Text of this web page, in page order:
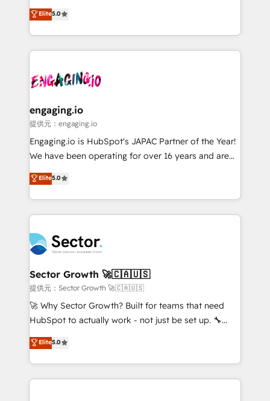
prospecting, follow-ups, service triage, and
knowledge retrieval—built in HubSpot. ⚡ Fast-Track
advanced optimization & adoption 📍 São Paulo, BR
• Des Moines, IA • New York, NY
previsibilidade de receita. Combinamos Revenue
Operations (RevOps) e Inteligência Artificial para
estruturar processos integrar sistemas organizar
dados e automatizar operações. O objetivo é
operacional de receita conectando equipes
Também somos distribuidores oficiais da HubSpot
e de mais de 150 softwares globais permitindo
contratar e pagar a HubSpot em reais com nota
fiscal no Brasil e gerar economia de até 50% na
Oferecemos ainda agentes de IA especializados em
HubSpot que automatizam tarefas executam rotinas
empresas em 13 países utilizam a Nexforce. Somos
a maior parceira da HubSpot na América Latina e
líder no ranking global de sucesso do cliente da
HubSpot.
Elite5.0
engaging.io
提供元：engaging.io
Engaging.io is HubSpot's JAPAC Partner of the Year!
We have been operating for over 16 years and are
one of HubSpot's most experienced and technically
capable Agency Partners globally. We specialise in
complex CRM migrations, implementations,
integrations, custom CMS portal development,
businesses. Our teams are based in North America
and APAC. We are HubSpot's top-ranked Advanced
Implementation Certified Partner and we contribute
to their advisory council. We strive to do 'good work
with good people' and have worked with incredible
brands. You can see some of them on our website,
Elite5.0
Sector Growth 🚀🇨🇦🇺🇸
提供元：Sector Growth 🚀🇨🇦🇺🇸
🚀 Why Sector Growth? Built for teams that need
HubSpot to actually work - not just be set up. 🔧
HubSpot Experts: Onboarding, migrations,
automation, and training built for adoption. ⚡ Highly
Technical Execution: ERP, EMR and Custom
Integrations; complex builds delivered in weeks, not
Elite5.0